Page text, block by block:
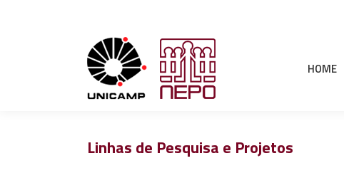
HOME
Linhas de Pesquisa e Projetos